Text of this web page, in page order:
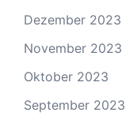
Dezember 2023
November 2023
Oktober 2023
September 2023